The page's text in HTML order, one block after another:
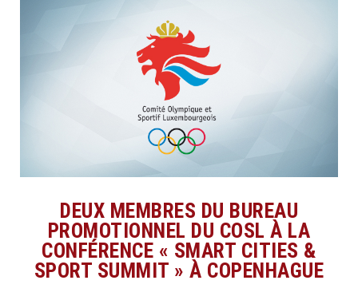
DEUX MEMBRES DU BUREAU
PROMOTIONNEL DU COSL À LA
CONFÉRENCE « SMART CITIES &
SPORT SUMMIT » À COPENHAGUE